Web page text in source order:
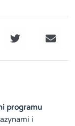
programu
i